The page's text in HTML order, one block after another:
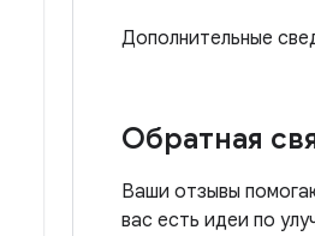
Дополнительные
Обратная
Ваши отзывы
вас есть идеи по